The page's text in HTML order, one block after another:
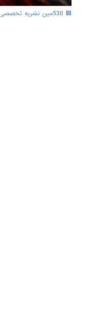
🟥 530مین نشریه تخصصی "مطالعات شرق" منتشر شد.